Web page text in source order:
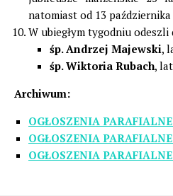
natomiast od 13
W ubiegłym tygodniu odeszli
śp. Andrzej Majewski,
śp. Wiktoria Rubach, lat
Archiwum:
OGŁOSZENIA
OGŁOSZENIA
OGŁOSZENIA